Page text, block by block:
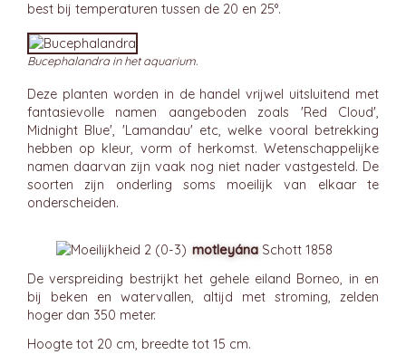
best bij temperaturen tussen de 20 en 25°.
Bucephalandra in het aquarium.
Deze planten worden in de handel vrijwel uitsluitend met
fantasievolle namen aangeboden zoals 'Red Cloud',
Midnight Blue', 'Lamandau' etc, welke vooral betrekking
hebben op kleur, vorm of herkomst. Wetenschappelijke
namen daarvan zijn vaak nog niet nader vastgesteld. De
soorten zijn onderling soms moeilijk van elkaar te
onderscheiden.
motleyána Schott 1858
De verspreiding bestrijkt het gehele eiland Borneo, in en
bij beken en watervallen, altijd met stroming, zelden
hoger dan 350 meter.
Hoogte tot 20 cm, breedte tot 15 cm.